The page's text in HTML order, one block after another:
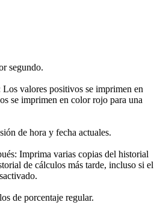
segundo.
valores positivos se imprimen en
se imprimen en color rojo para una
de hora y fecha actuales.
Imprima varias copias del historial
de cálculos más tarde, incluso si el
de porcentaje regular.